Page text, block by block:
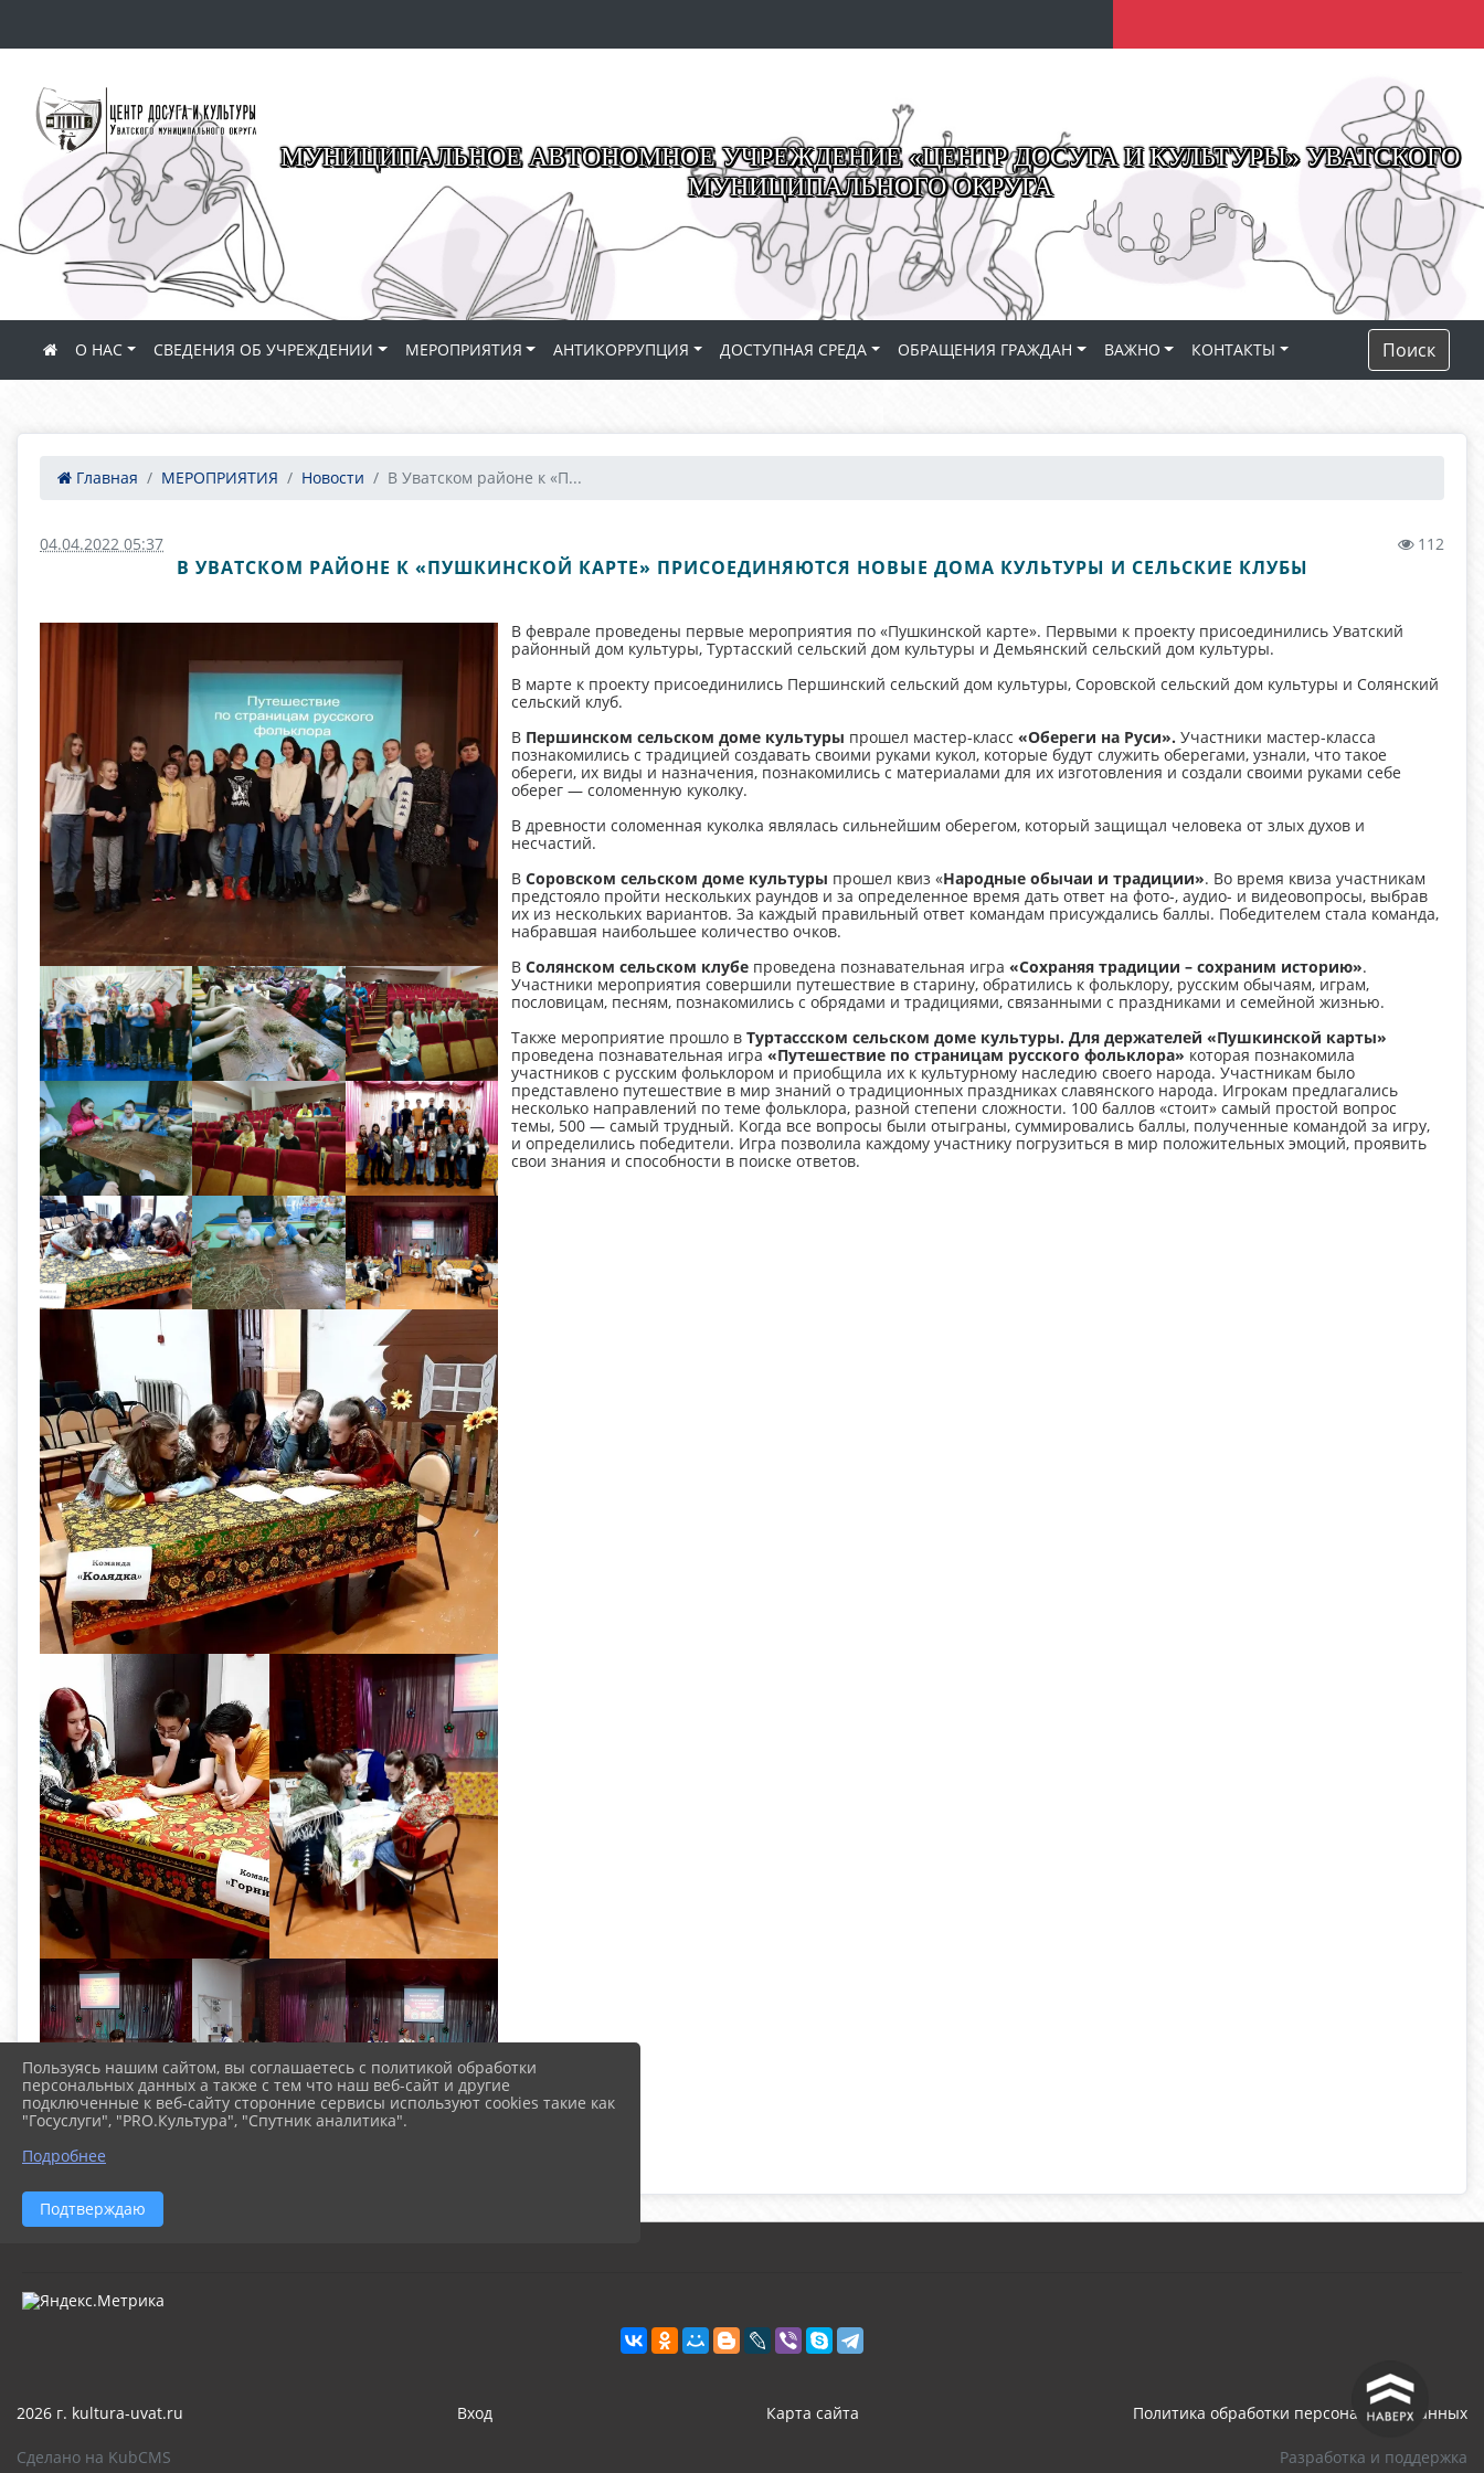
МУНИЦИПАЛЬНОЕ АВТОНОМНОЕ УЧРЕЖДЕНИЕ «ЦЕНТР ДОСУГА И КУЛЬТУРЫ» УВАТСКОГО
МУНИЦИПАЛЬНОГО ОКРУГА
О НАС СВЕДЕНИЯ ОБ УЧРЕЖДЕНИИ МЕРОПРИЯТИЯ АНТИКОРРУПЦИЯ ДОСТУПНАЯ СРЕДА ОБРАЩЕНИЯ ГРАЖДАН ВАЖНО КОНТАКТЫ Поиск
Главная МЕРОПРИЯТИЯ Новости В Уватском районе к «П...
04.04.2022 05:37 112
В УВАТСКОМ РАЙОНЕ К «ПУШКИНСКОЙ КАРТЕ» ПРИСОЕДИНЯЮТСЯ НОВЫЕ ДОМА КУЛЬТУРЫ И СЕЛЬСКИЕ КЛУБЫ
В феврале проведены первые мероприятия по «Пушкинской карте». Первыми к проекту присоединились Уватский
районный дом культуры, Туртасский сельский дом культуры и Демьянский сельский дом культуры.
В марте к проекту присоединились Першинский сельский дом культуры, Соровской сельский дом культуры и Солянский
сельский клуб.
В Першинском сельском доме культуры прошел мастер-класс «Обереги на Руси». Участники мастер-класса
познакомились с традицией создавать своими руками кукол, которые будут служить оберегами, узнали, что такое
обереги, их виды и назначения, познакомились с материалами для их изготовления и создали своими руками себе
оберег — соломенную куколку.
В древности соломенная куколка являлась сильнейшим оберегом, который защищал человека от злых духов и
несчастий.
В Соровском сельском доме культуры прошел квиз «Народные обычаи и традиции». Во время квиза участникам
предстояло пройти нескольких раундов и за определенное время дать ответ на фото-, аудио- и видеовопросы, выбрав
их из нескольких вариантов. За каждый правильный ответ командам присуждались баллы. Победителем стала команда,
набравшая наибольшее количество очков.
В Солянском сельском клубе проведена познавательная игра «Сохраняя традиции – сохраним историю».
Участники мероприятия совершили путешествие в старину, обратились к фольклору, русским обычаям, играм,
пословицам, песням, познакомились с обрядами и традициями, связанными с праздниками и семейной жизнью.
Также мероприятие прошло в Туртассском сельском доме культуры. Для держателей «Пушкинской карты»
проведена познавательная игра «Путешествие по страницам русского фольклора» которая познакомила
участников с русским фольклором и приобщила их к культурному наследию своего народа. Участникам было
представлено путешествие в мир знаний о традиционных праздниках славянского народа. Игрокам предлагались
несколько направлений по теме фольклора, разной степени сложности. 100 баллов «стоит» самый простой вопрос
темы, 500 — самый трудный. Когда все вопросы были отыграны, суммировались баллы, полученные командой за игру,
и определились победители. Игра позволила каждому участнику погрузиться в мир положительных эмоций, проявить
свои знания и способности в поиске ответов.
^
2026 г. kultura-uvat.ru Вход Карта сайта Политика обработки персональных данных
Сделано на KubCMS Разработка и поддержка
Пользуясь нашим сайтом, вы соглашаетесь с политикой обработки
персональных данных а также с тем что наш веб-сайт и другие
подключенные к веб-сайту сторонние сервисы используют cookies такие как
"Госуслуги", "PRO.Культура", "Спутник аналитика".
Подробнее
Подтверждаю